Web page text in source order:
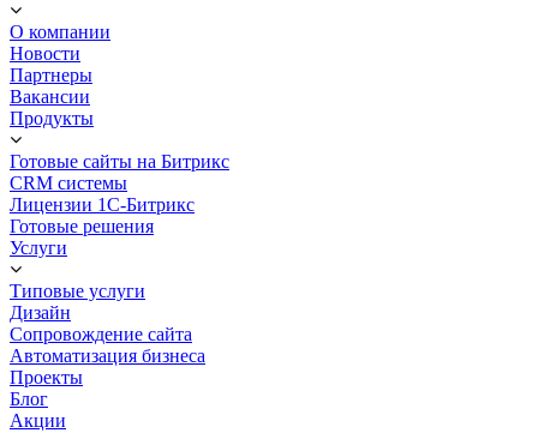
О компании
Новости
Партнеры
Вакансии
Продукты
Готовые сайты на Битрикс
CRM системы
Лицензии 1С-Битрикс
Готовые решения
Услуги
Типовые услуги
Дизайн
Сопровождение сайта
Автоматизация бизнеса
Проекты
Блог
Акции